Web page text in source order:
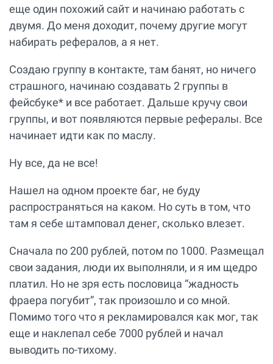
еще один похожий сайт и начинаю работать с
двумя. До меня доходит, почему другие могут
набирать рефералов, а я нет.
Создаю группу в контакте, там банят, но ничего
страшного, начинаю создавать 2 группы в
фейсбуке* и все работает. Дальше кручу свои
группы, и вот появляются первые рефералы. Все
начинает идти как по маслу.
Ну все, да не все!
Нашел на одном проекте баг, не буду
распространяться на каком. Но суть в том, что
там я себе штамповал денег, сколько влезет.
Сначала по 200 рублей, потом по 1000. Размещал
свои задания, люди их выполняли, и я им щедро
платил. Но не зря есть пословица “жадность
фраера погубит”, так произошло и со мной.
Помимо того что я рекламировался как мог, так
еще и наклепал себе 7000 рублей и начал
выводить по-тихому.